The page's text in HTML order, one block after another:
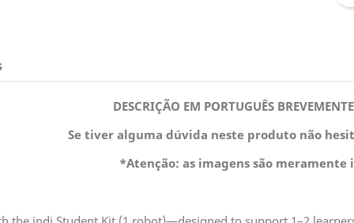
DESCRIÇÃO EM PORTUGUÊS
Se tiver alguma dúvida neste produto não
*Atenção: as imagens são